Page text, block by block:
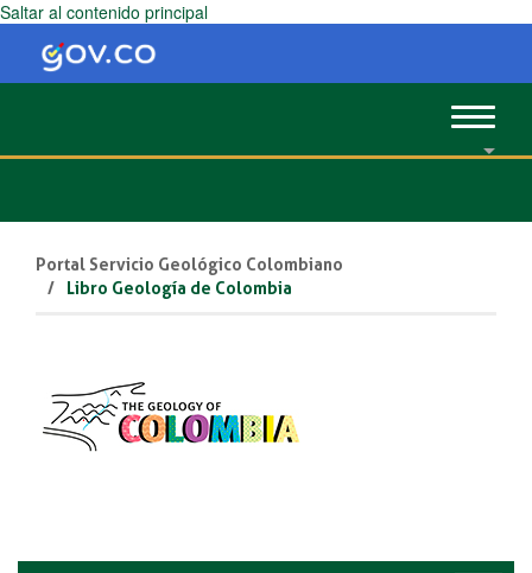
Saltar al contenido principal
Toggle
Portal Servicio Geológico Colombiano
Libro Geología de Colombia